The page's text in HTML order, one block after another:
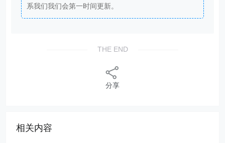
系我们我们会第一时间更新。
THE END
分享
相关内容